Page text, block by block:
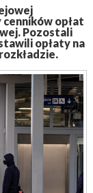
opłat
Pozostali
opłaty na